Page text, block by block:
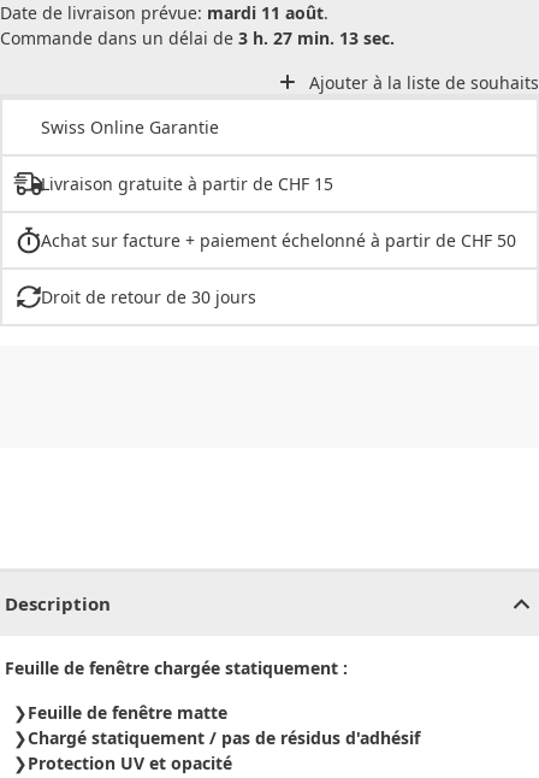
Date de livraison prévue: mardi 11 août.
Commande dans un délai de 3 h. 27 min. 13 sec.
Ajouter à la liste de souhaits
Swiss Online Garantie
Livraison gratuite à partir de CHF 15
Achat sur facture + paiement échelonné à partir de CHF 50
Droit de retour de 30 jours
Description
Feuille de fenêtre chargée statiquement :
Feuille de fenêtre matte
Chargé statiquement / pas de résidus d'adhésif
Protection UV et opacité